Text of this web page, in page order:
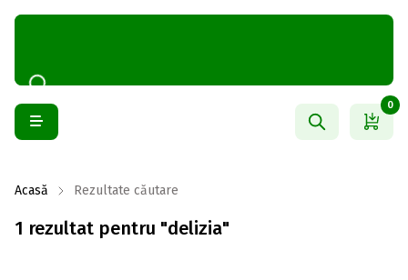
0
Acasă Rezultate căutare
1 rezultat pentru "delizia"